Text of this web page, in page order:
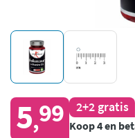
5,99 2+2 gratis
Koop 4 en